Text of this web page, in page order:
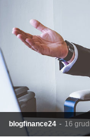
blogfinance24 - 16